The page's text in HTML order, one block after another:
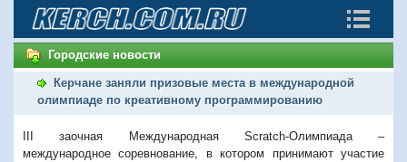
Городские новости
Керчане заняли призовые места в международной
олимпиаде по креативному программированию
III заочная Международная Scratch-Олимпиада –
международное соревнование, в котором принимают участие